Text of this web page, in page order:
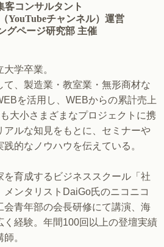
客コンサルタント
YouTubeチャンネル）運営
グページ研究部 主催
学卒業。
て、製造業・教室業・無形商材な
を活用し、WEBからの累計売上
大小さまざまなプロジェクトに携
アルな知見をもとに、セミナーや
的なノウハウを伝えている。
を育成するビジネススクール「社
ンタリストDaiGo氏のニコニコ
会青年部の会長研修にて講演、海
く経験。年間100回以上の登壇実績
。